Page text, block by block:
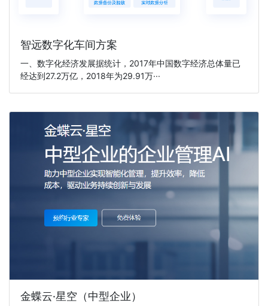
智远数字化车间方案
一、数字化经济发展据统计，2017年中国数字经济总体量已
经达到27.2万亿，2018年为29.91万···
金蝶云·星空（中型企业）